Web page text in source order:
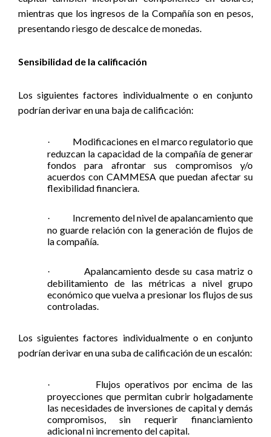
mientras que los ingresos de la Compañía son en pesos,
presentando riesgo de descalce de monedas.
Sensibilidad de la calificación
Los siguientes factores individualmente o en conjunto
podrían derivar en una baja de calificación:
·
Modificaciones en el marco regulatorio que
reduzcan la capacidad de la compañía de generar
fondos para afrontar sus compromisos y/o
acuerdos con CAMMESA que puedan afectar su
flexibilidad financiera.
·
Incremento del nivel de apalancamiento que
no guarde relación con la generación de flujos de
la compañía.
·
Apalancamiento desde su casa matriz o
debilitamiento de las métricas a nivel grupo
económico que vuelva a presionar los flujos de sus
controladas.
Los siguientes factores individualmente o en conjunto
podrían derivar en una suba de calificación de un escalón:
·
Flujos operativos por encima de las
proyecciones que permitan cubrir holgadamente
las necesidades de inversiones de capital y demás
compromisos, sin requerir financiamiento
adicional ni incremento del capital.